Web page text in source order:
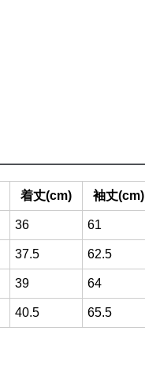
着丈(cm) 袖丈(cm)
36 61
37.5 62.5
39 64
40.5 65.5